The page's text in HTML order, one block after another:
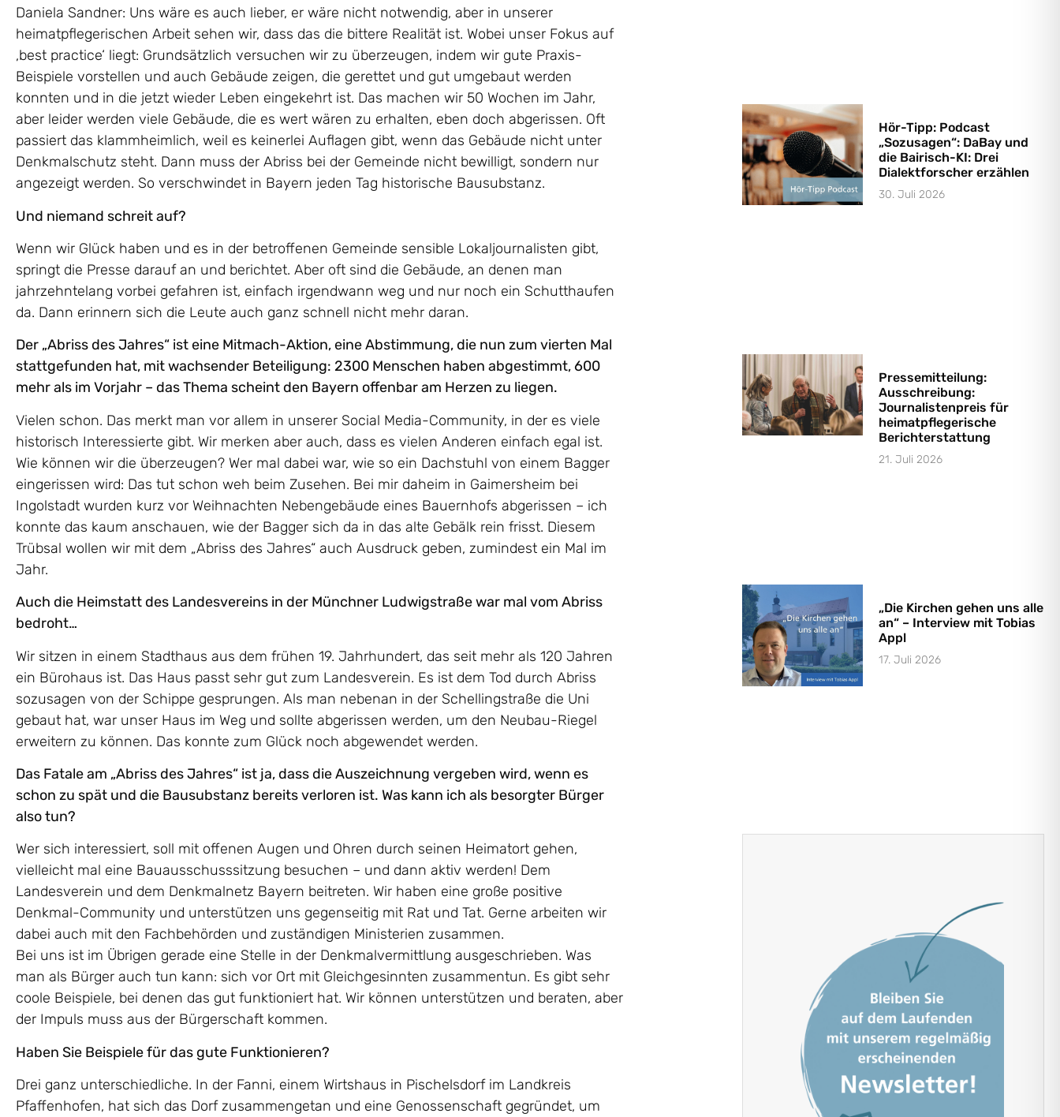
Daniela Sandner: Uns wäre es auch lieber, er wäre nicht notwendig, aber in unserer
heimatpflegerischen Arbeit sehen wir, dass das die bittere Realität ist. Wobei unser Fokus auf
‚best practice‘ liegt: Grundsätzlich versuchen wir zu überzeugen, indem wir gute Praxis-
Beispiele vorstellen und auch Gebäude zeigen, die gerettet und gut umgebaut werden
konnten und in die jetzt wieder Leben eingekehrt ist. Das machen wir 50 Wochen im Jahr,
aber leider werden viele Gebäude, die es wert wären zu erhalten, eben doch abgerissen. Oft
passiert das klammheimlich, weil es keinerlei Auflagen gibt, wenn das Gebäude nicht unter
Denkmalschutz steht. Dann muss der Abriss bei der Gemeinde nicht bewilligt, sondern nur
angezeigt werden. So verschwindet in Bayern jeden Tag historische Bausubstanz.
Und niemand schreit auf?
Wenn wir Glück haben und es in der betroffenen Gemeinde sensible Lokaljournalisten gibt,
springt die Presse darauf an und berichtet. Aber oft sind die Gebäude, an denen man
jahrzehntelang vorbei gefahren ist, einfach irgendwann weg und nur noch ein Schutthaufen
da. Dann erinnern sich die Leute auch ganz schnell nicht mehr daran.
Der „Abriss des Jahres“ ist eine Mitmach-Aktion, eine Abstimmung, die nun zum vierten Mal
stattgefunden hat, mit wachsender Beteiligung: 2300 Menschen haben abgestimmt, 600
mehr als im Vorjahr – das Thema scheint den Bayern offenbar am Herzen zu liegen.
Vielen schon. Das merkt man vor allem in unserer Social Media-Community, in der es viele
historisch Interessierte gibt. Wir merken aber auch, dass es vielen Anderen einfach egal ist.
Wie können wir die überzeugen? Wer mal dabei war, wie so ein Dachstuhl von einem Bagger
eingerissen wird: Das tut schon weh beim Zusehen. Bei mir daheim in Gaimersheim bei
Ingolstadt wurden kurz vor Weihnachten Nebengebäude eines Bauernhofs abgerissen – ich
konnte das kaum anschauen, wie der Bagger sich da in das alte Gebälk rein frisst. Diesem
Trübsal wollen wir mit dem „Abriss des Jahres“ auch Ausdruck geben, zumindest ein Mal im
Jahr.
Auch die Heimstatt des Landesvereins in der Münchner Ludwigstraße war mal vom Abriss
bedroht…
Wir sitzen in einem Stadthaus aus dem frühen 19. Jahrhundert, das seit mehr als 120 Jahren
ein Bürohaus ist. Das Haus passt sehr gut zum Landesverein. Es ist dem Tod durch Abriss
sozusagen von der Schippe gesprungen. Als man nebenan in der Schellingstraße die Uni
gebaut hat, war unser Haus im Weg und sollte abgerissen werden, um den Neubau-Riegel
erweitern zu können. Das konnte zum Glück noch abgewendet werden.
Das Fatale am „Abriss des Jahres“ ist ja, dass die Auszeichnung vergeben wird, wenn es
schon zu spät und die Bausubstanz bereits verloren ist. Was kann ich als besorgter Bürger
also tun?
Wer sich interessiert, soll mit offenen Augen und Ohren durch seinen Heimatort gehen,
vielleicht mal eine Bauausschusssitzung besuchen – und dann aktiv werden! Dem
Landesverein und dem Denkmalnetz Bayern beitreten. Wir haben eine große positive
Denkmal-Community und unterstützen uns gegenseitig mit Rat und Tat. Gerne arbeiten wir
dabei auch mit den Fachbehörden und zuständigen Ministerien zusammen.
Bei uns ist im Übrigen gerade eine Stelle in der Denkmalvermittlung ausgeschrieben. Was
man als Bürger auch tun kann: sich vor Ort mit Gleichgesinnten zusammentun. Es gibt sehr
coole Beispiele, bei denen das gut funktioniert hat. Wir können unterstützen und beraten, aber
der Impuls muss aus der Bürgerschaft kommen.
Haben Sie Beispiele für das gute Funktionieren?
Drei ganz unterschiedliche. In der Fanni, einem Wirtshaus in Pischelsdorf im Landkreis
Pfaffenhofen, hat sich das Dorf zusammengetan und eine Genossenschaft gegründet, um
Hör-Tipp: Podcast
„Sozusagen“: DaBay und
die Bairisch-KI: Drei
Dialektforscher erzählen
30. Juli 2026
Pressemitteilung:
Ausschreibung:
Journalistenpreis für
heimatpflegerische
Berichterstattung
21. Juli 2026
„Die Kirchen gehen uns alle
an“ – Interview mit Tobias
Appl
17. Juli 2026